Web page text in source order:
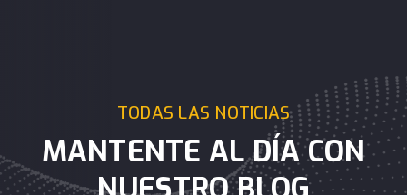
TODAS LAS NOTICIAS
MANTENTE AL DÍA CON